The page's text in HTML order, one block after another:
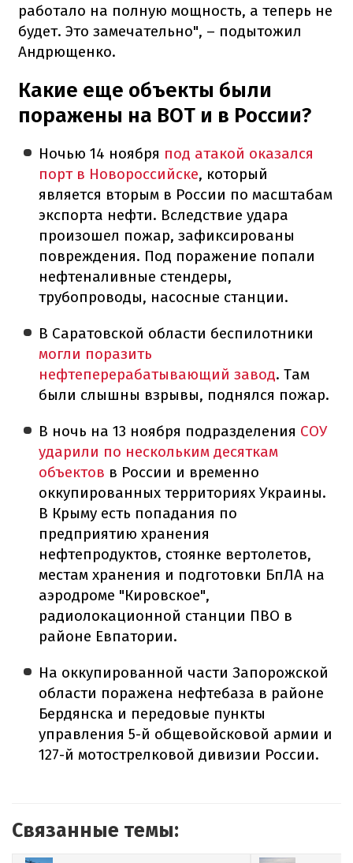
работало на полную мощность, а теперь не
будет. Это замечательно", – подытожил
Андрющенко.
Какие еще объекты были
поражены на ВОТ и в России?
Ночью 14 ноября под атакой оказался
порт в Новороссийске, который
является вторым в России по масштабам
экспорта нефти. Вследствие удара
произошел пожар, зафиксированы
повреждения. Под поражение попали
нефтеналивные стендеры,
трубопроводы, насосные станции.
В Саратовской области беспилотники
могли поразить
нефтеперерабатывающий завод. Там
были слышны взрывы, поднялся пожар.
В ночь на 13 ноября подразделения СОУ
ударили по нескольким десяткам
объектов в России и временно
оккупированных территориях Украины.
В Крыму есть попадания по
предприятию хранения
нефтепродуктов, стоянке вертолетов,
местам хранения и подготовки БпЛА на
аэродроме "Кировское",
радиолокационной станции ПВО в
районе Евпатории.
На оккупированной части Запорожской
области поражена нефтебаза в районе
Бердянска и передовые пункты
управления 5-й общевойсковой армии и
127-й мотострелковой дивизии России.
Связанные темы: